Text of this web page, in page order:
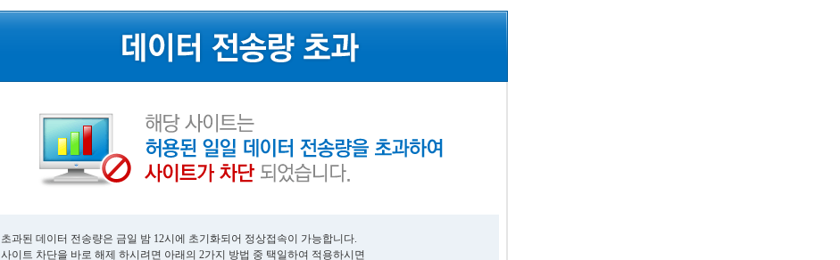
초과된 데이터 전송량은 금일 밤 12시에 초기화되어 정상접속이 가능합니다.
사이트 차단을 바로 해제 하시려면 아래의 2가지 방법 중 택일하여 적용하시면